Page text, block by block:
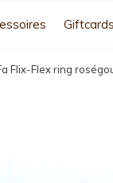
Giftcards
Flix-Flex ring